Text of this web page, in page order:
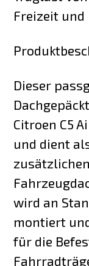
Freizeit und
Dieser
Citroen C5
und dient
wird an
montiert
für die